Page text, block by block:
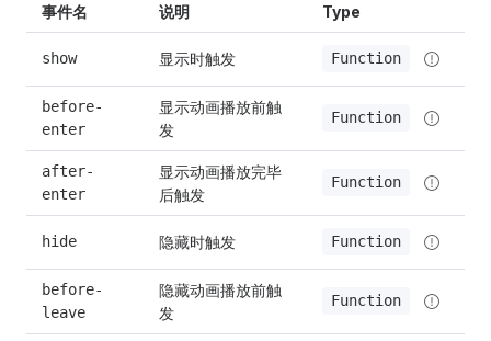
事件名 说明 Type
show 显示时触发 Function
before-
enter
显示动画播放前触
发
Function
after-
enter
显示动画播放完毕
后触发
Function
hide 隐藏时触发 Function
before-
leave
隐藏动画播放前触
发
Function